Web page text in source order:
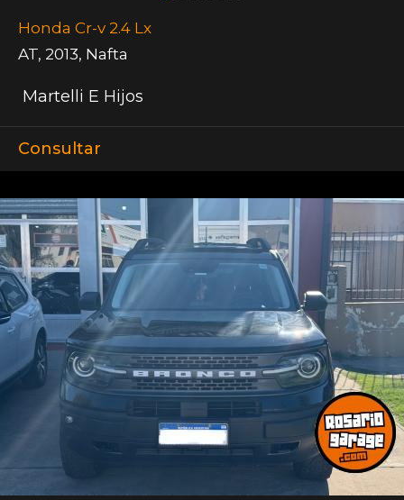
Honda Cr-v 2.4 Lx
AT, 2013, Nafta
Martelli E Hijos
Consultar